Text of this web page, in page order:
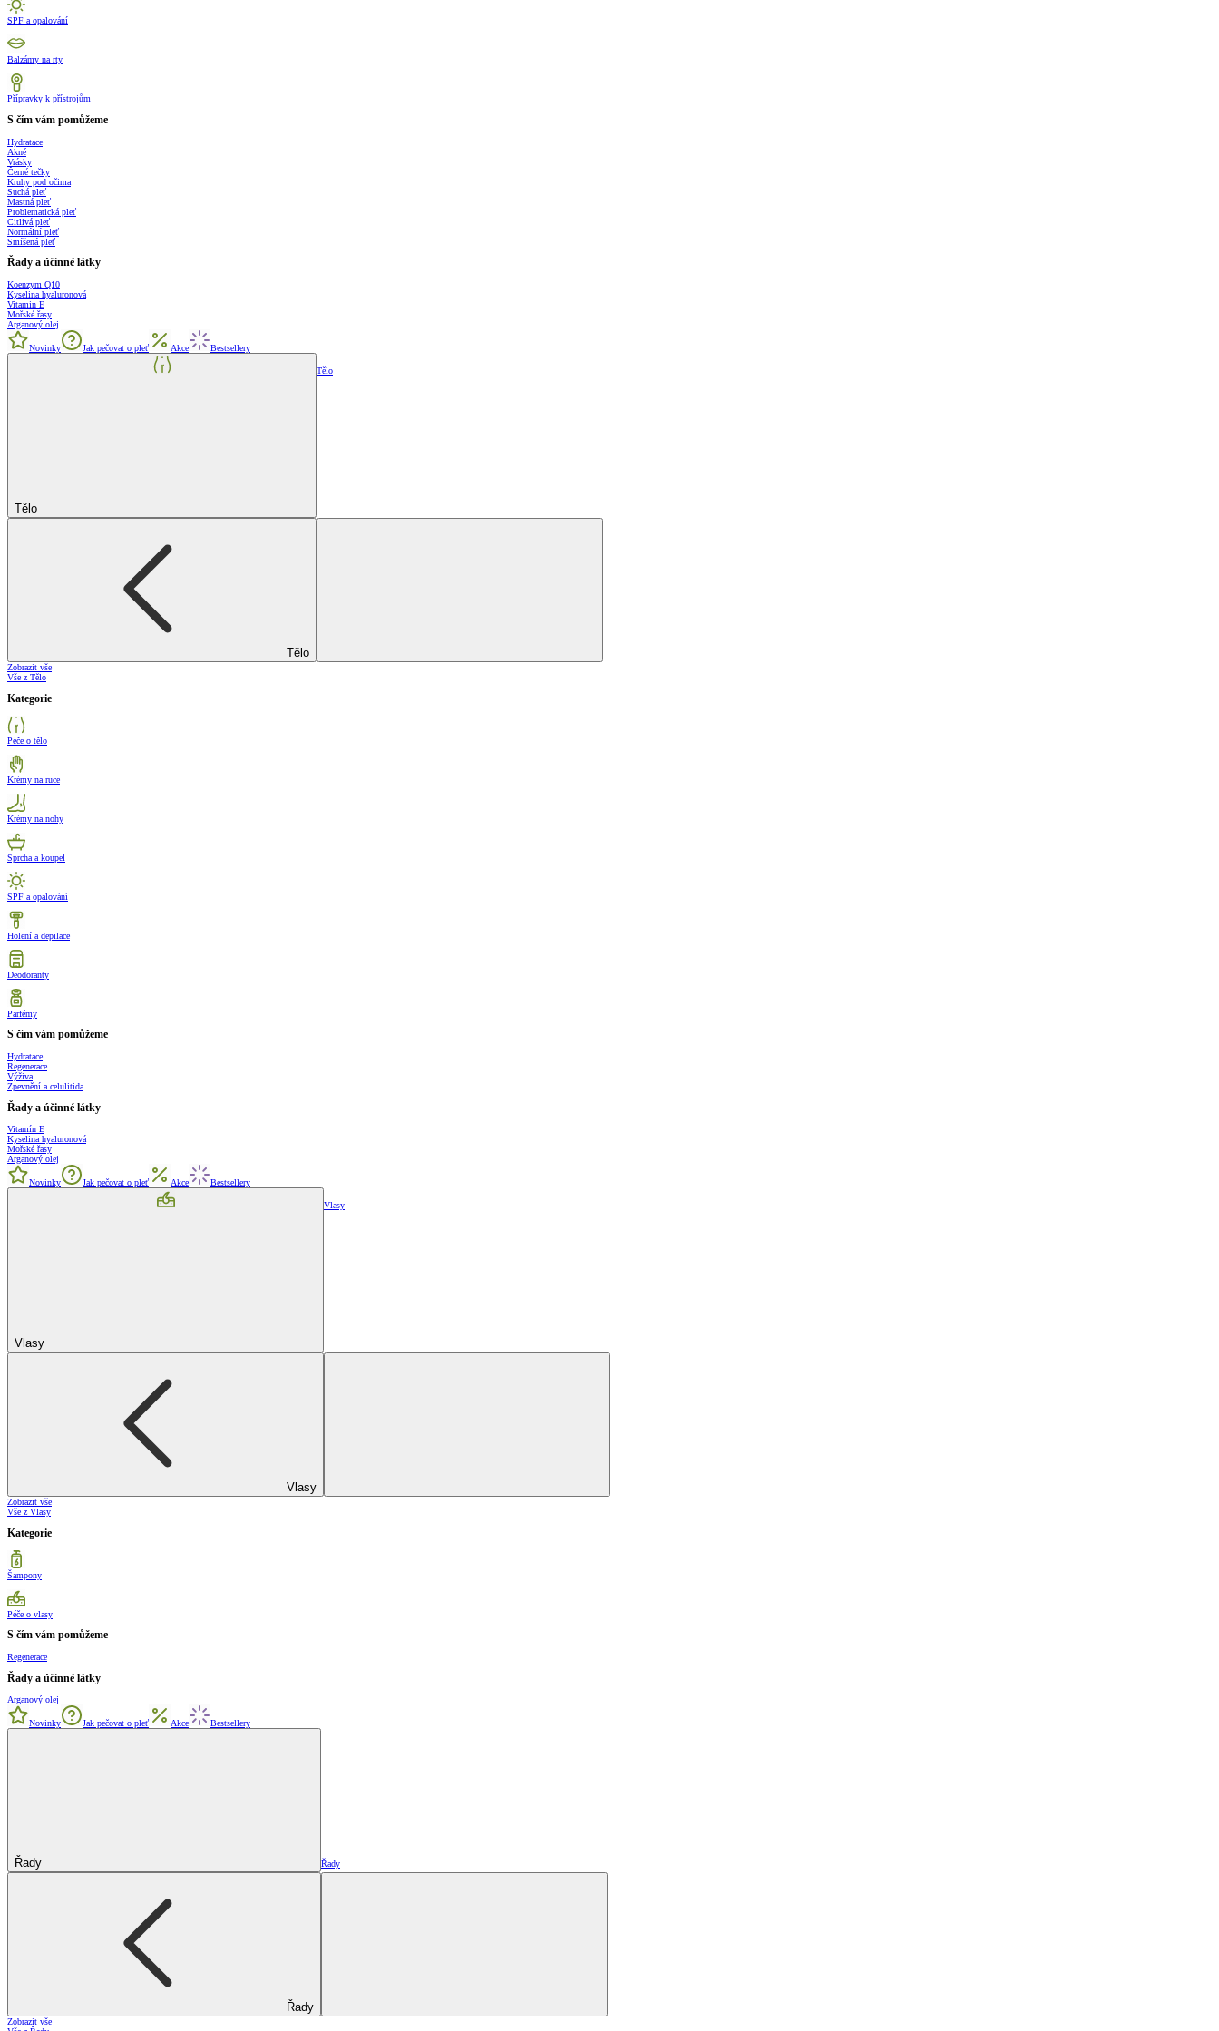
SPF a opalování
Balzámy na rty
Přípravky k přístrojům
S čím vám pomůžeme
Hydratace
Akné
Vrásky
Černé tečky
Kruhy pod očima
Suchá pleť
Mastná pleť
Problematická pleť
Citlivá pleť
Normální pleť
Smíšená pleť
Řady a účinné látky
Koenzym Q10
Kyselina hyaluronová
Vitamin E
Mořské řasy
Arganový olej
Novinky Jak pečovat o pleť Akce Bestsellery
Tělo
Tělo
Tělo
Zobrazit vše
Vše z Tělo
Kategorie
Péče o tělo
Krémy na ruce
Krémy na nohy
Sprcha a koupel
SPF a opalování
Holení a depilace
Deodoranty
Parfémy
S čím vám pomůžeme
Hydratace
Regenerace
Výživa
Zpevnění a celulitida
Řady a účinné látky
Vitamín E
Kyselina hyaluronová
Mořské řasy
Arganový olej
Novinky Jak pečovat o pleť Akce Bestsellery
Vlasy
Vlasy
Vlasy
Zobrazit vše
Vše z Vlasy
Kategorie
Šampony
Péče o vlasy
S čím vám pomůžeme
Regenerace
Řady a účinné látky
Arganový olej
Novinky Jak pečovat o pleť Akce Bestsellery
Řady Řady
Řady
Zobrazit vše